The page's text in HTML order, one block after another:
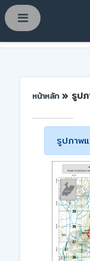
หน้าหลัก » รูปภ
รูปภาพ